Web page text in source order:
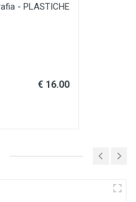
- PLASTICHE
€ 16.00